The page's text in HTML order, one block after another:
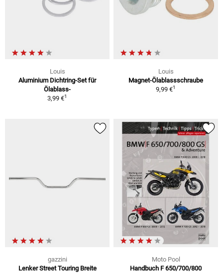
Louis
Aluminium Dichtring-Set für
Ölablass-
3,99 €1
Louis
Magnet-Ölablassschraube
9,99 €1
gazzini
Lenker Street Touring Breite
Moto Pool
Handbuch F 650/700/800